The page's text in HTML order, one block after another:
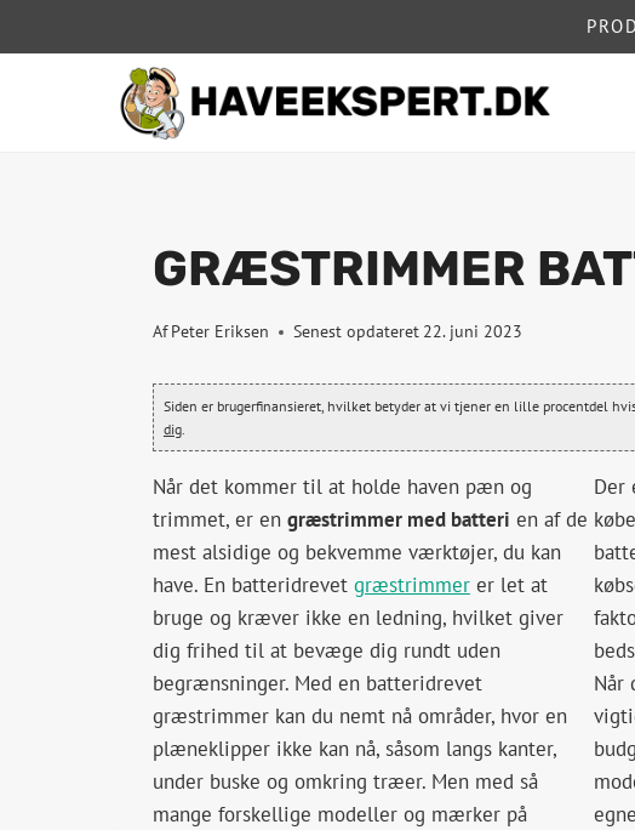
til
GRÆSTRIMMER
Af Peter Eriksen Senest opdateret 22. juni 2023
Siden er brugerfinansieret, hvilket betyder at vi tjener en lille procentdel
dig.
Når det kommer til at holde haven pæn og
trimmet, er en græstrimmer med batteri en af ​​de
mest alsidige og bekvemme værktøjer, du kan
have. En batteridrevet græstrimmerer let at
bruge og kræver ikke en ledning, hvilket giver
dig frihed til at bevæge dig rundt uden
begrænsninger. Med en batteridrevet
græstrimmer kan du nemt nå områder, hvor en
plæneklipper ikke kan nå, såsom langs kanter,
under buske og omkring træer. Men med så
mange forskellige modeller og mærker på
Der
Når